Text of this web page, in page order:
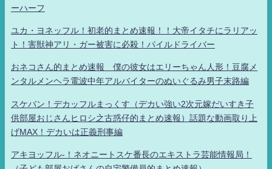
ーハーフ
ユカ・ヨネッフル！初老的まとめ速報！！大帝イタチにラリアッ
ト！害獣神アリ・ガー被害に必殺！パイルドライバー
おネコさん的まとめ速報 僕の彼女はエリーちゃん人形！豆腐メ
ンタルメンヘラ電波中年アルバイターのぬいぐるみ男子末路編
スケバン！デカッフルまっくす（デカい強い2次元嫁だいすき子
供部屋おじさんヒロシ之古惑仔的まとめ速報）話題な動画取り上
げMAX！デカいは正義刑事編
アキヨッフル-！ネオニートスケ番長のエキストラ芸能情報局！